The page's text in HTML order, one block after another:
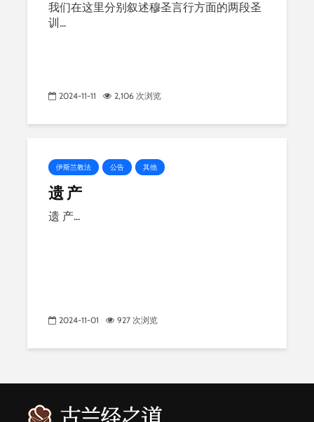
我们在这里分别叙述穆圣言行方面的两段圣
训...
2024-11-11 2,106 次浏览
伊斯兰教法 公告 其他
遗 产
遗 产...
2024-11-01 927 次浏览